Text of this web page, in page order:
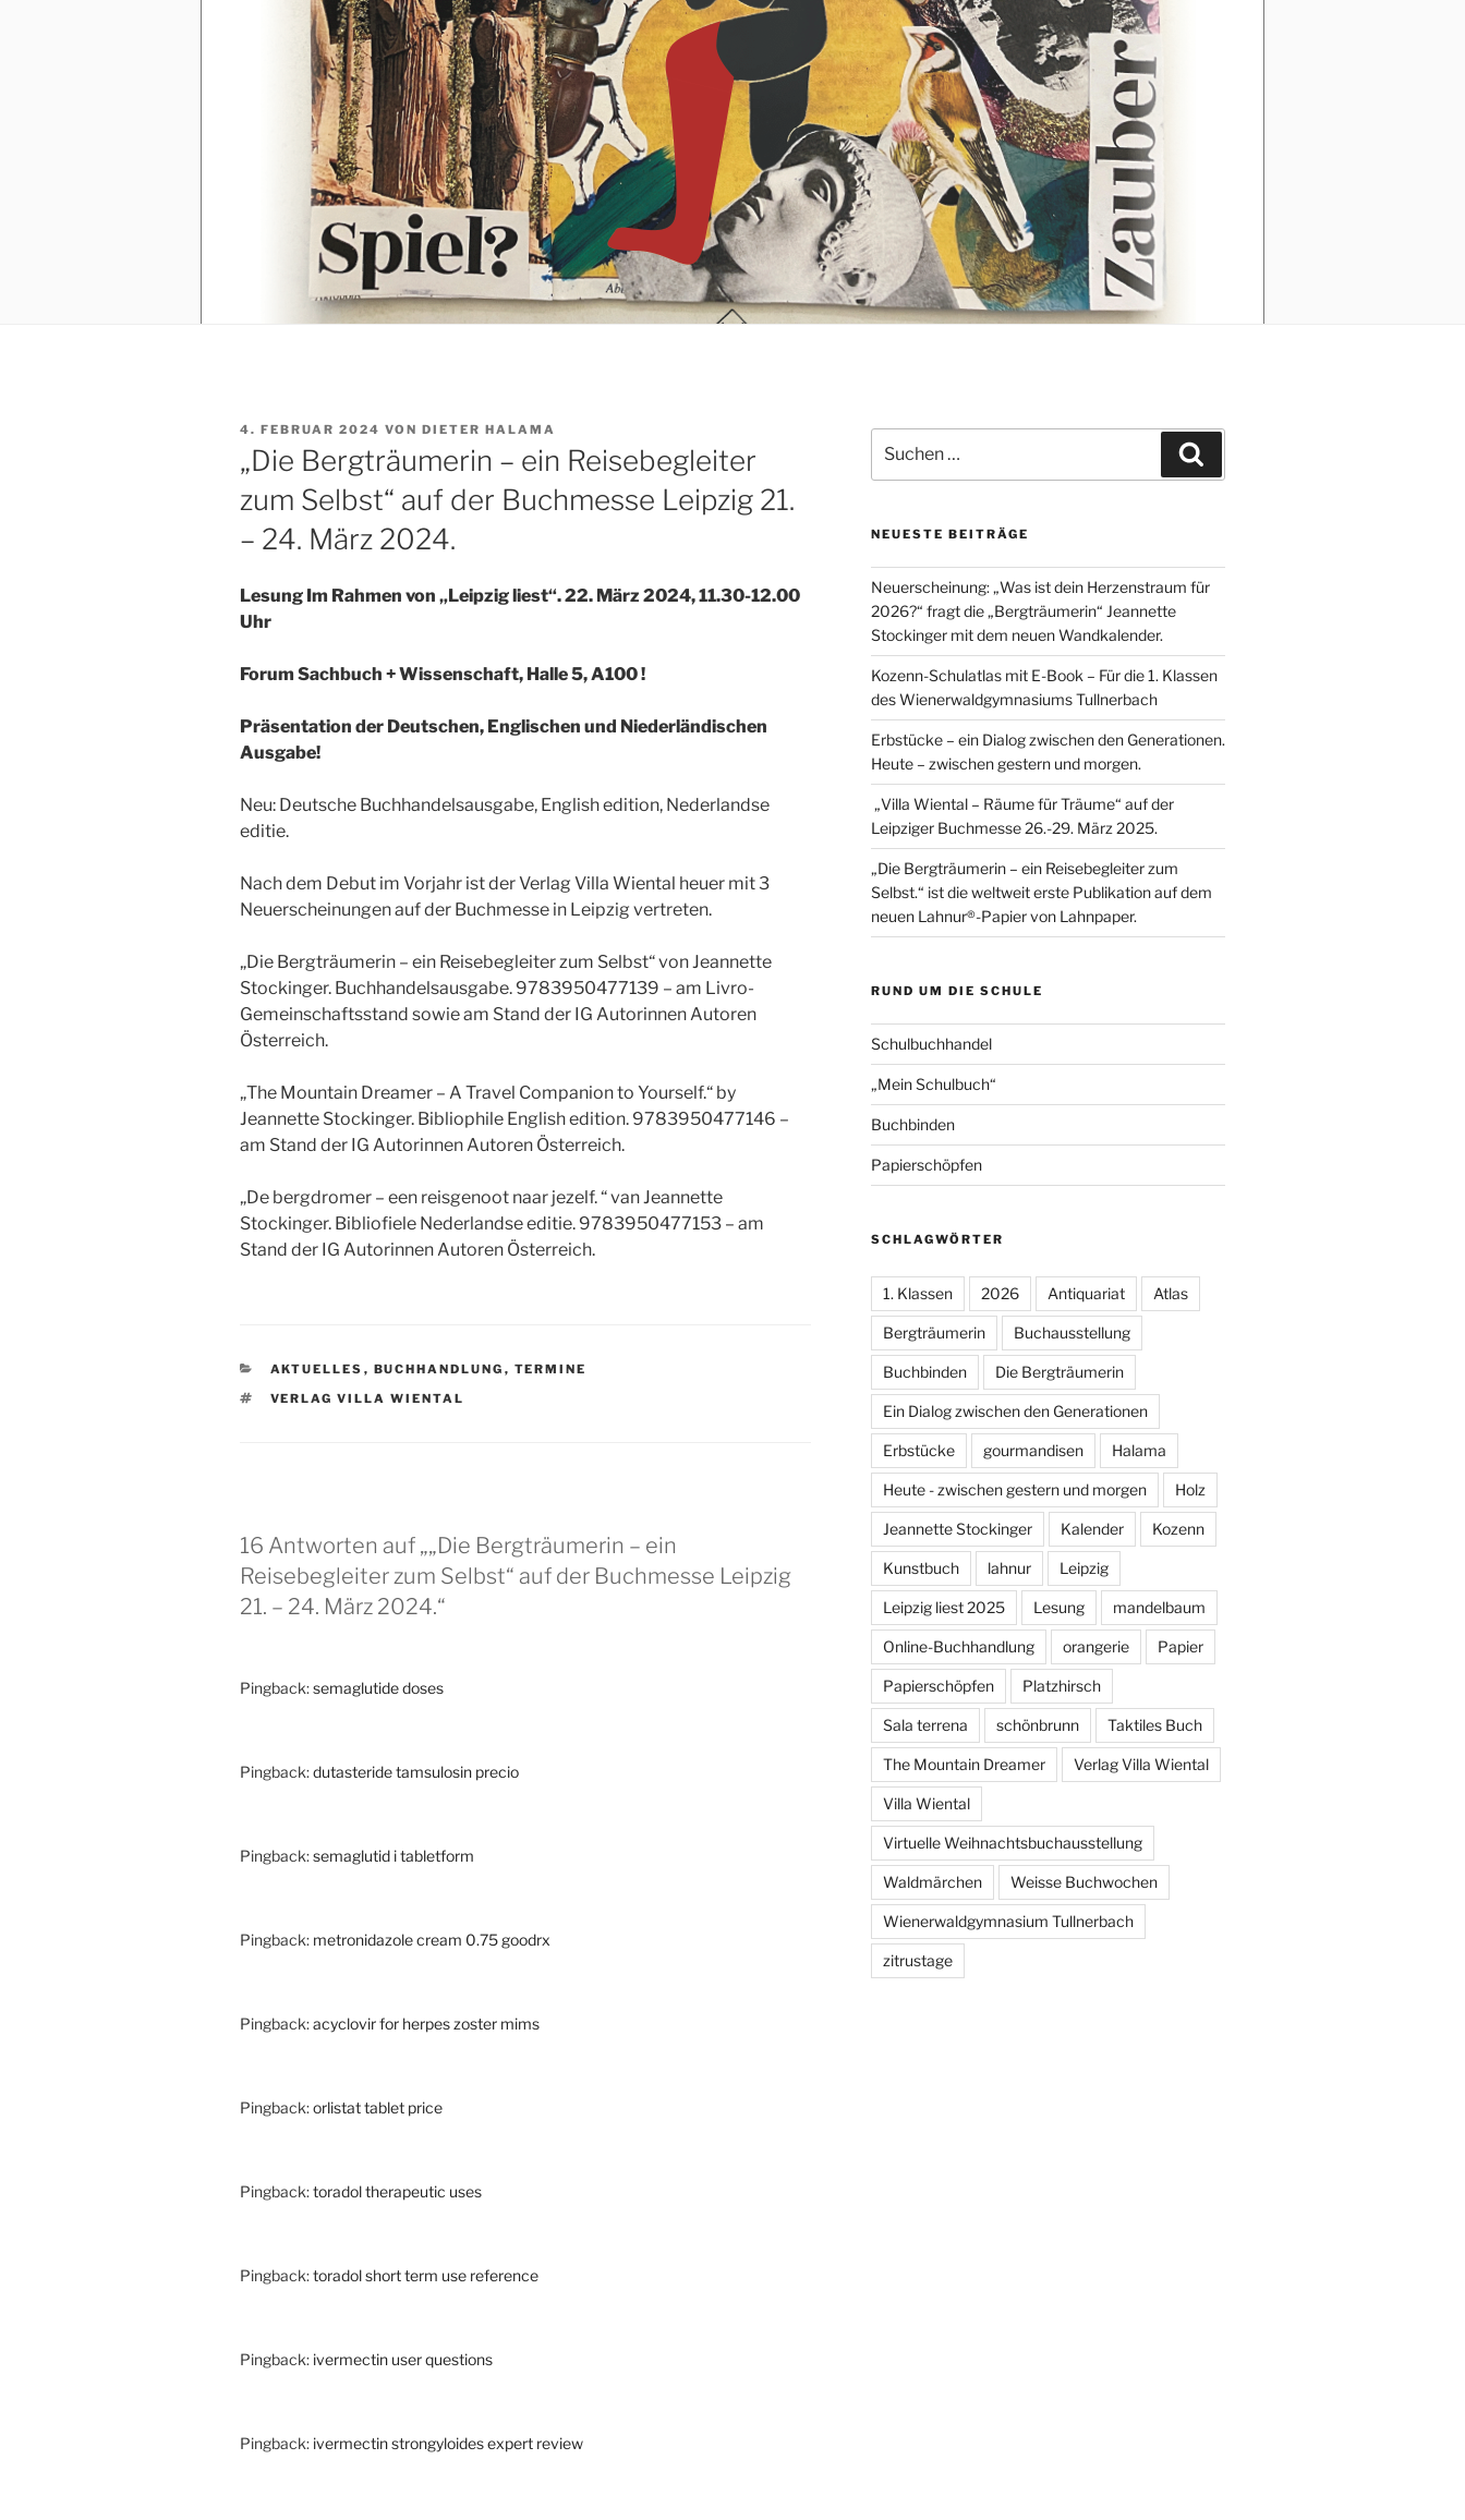
VERÖFFENTLICHT
AM
4. FEBRUAR 2024 VON DIETER HALAMA
„Die Bergträumerin – ein Reisebegleiter
zum Selbst“ auf der Buchmesse Leipzig 21.
– 24. März 2024.
Lesung Im Rahmen von „Leipzig liest“. 22. März 2024, 11.30-12.00
Uhr
Forum Sachbuch + Wissenschaft, Halle 5, A100 !
Präsentation der Deutschen, Englischen und Niederländischen
Ausgabe!
Neu: Deutsche Buchhandelsausgabe, English edition, Nederlandse
editie.
Nach dem Debut im Vorjahr ist der Verlag Villa Wiental heuer mit 3
Neuerscheinungen auf der Buchmesse in Leipzig vertreten.
„Die Bergträumerin – ein Reisebegleiter zum Selbst“ von Jeannette
Stockinger. Buchhandelsausgabe. 9783950477139 – am Livro-
Gemeinschaftsstand sowie am Stand der IG Autorinnen Autoren
Österreich.
„The Mountain Dreamer – A Travel Companion to Yourself.“ by
Jeannette Stockinger. Bibliophile English edition. 9783950477146 –
am Stand der IG Autorinnen Autoren Österreich.
„De bergdromer – een reisgenoot naar jezelf. “ van Jeannette
Stockinger. Bibliofiele Nederlandse editie. 9783950477153 – am
Stand der IG Autorinnen Autoren Österreich.
KATEGORIEN
AKTUELLES , BUCHHANDLUNG , TERMINE
SCHLAGWÖRTER
VERLAG VILLA WIENTAL
16 Antworten auf „„Die Bergträumerin – ein
Reisebegleiter zum Selbst“ auf der Buchmesse Leipzig
21. – 24. März 2024.“
Pingback:semaglutide doses
Pingback:dutasteride tamsulosin precio
Pingback:semaglutid i tabletform
Pingback: metronidazole cream 0.75 goodrx
Pingback:acyclovir for herpes zoster mims
Pingback:orlistat tablet price
Pingback:toradol therapeutic uses
Pingback:toradol short term use reference
Pingback: ivermectin user questions
Pingback: ivermectin strongyloides expert review
nach:
NEUESTE BEITRÄGE
Neuerscheinung: „Was ist dein Herzenstraum für
2026?“ fragt die „Bergträumerin“ Jeannette
Stockinger mit dem neuen Wandkalender.
Kozenn-Schulatlas mit E-Book – Für die 1. Klassen
des Wienerwaldgymnasiums Tullnerbach
Erbstücke – ein Dialog zwischen den Generationen.
Heute – zwischen gestern und morgen.
„Villa Wiental – Räume für Träume“ auf der
Leipziger Buchmesse 26.-29. März 2025.
„Die Bergträumerin – ein Reisebegleiter zum
Selbst.“ ist die weltweit erste Publikation auf dem
neuen Lahnur®-Papier von Lahnpaper.
RUND UM DIE SCHULE
Schulbuchhandel
„Mein Schulbuch“
Buchbinden
Papierschöpfen
SCHLAGWÖRTER
1. Klassen 2026 Antiquariat Atlas
Bergträumerin Buchausstellung
Buchbinden Die Bergträumerin
Ein Dialog zwischen den Generationen
Erbstücke gourmandisen Halama
Heute - zwischen gestern und morgen Holz
Jeannette Stockinger Kalender Kozenn
Kunstbuch lahnur Leipzig
Leipzig liest 2025 Lesung mandelbaum
Online-Buchhandlung orangerie Papier
Papierschöpfen Platzhirsch
Sala terrena schönbrunn Taktiles Buch
The Mountain Dreamer Verlag Villa Wiental
Villa Wiental
Virtuelle Weihnachtsbuchausstellung
Waldmärchen Weisse Buchwochen
Wienerwaldgymnasium Tullnerbach
zitrustage